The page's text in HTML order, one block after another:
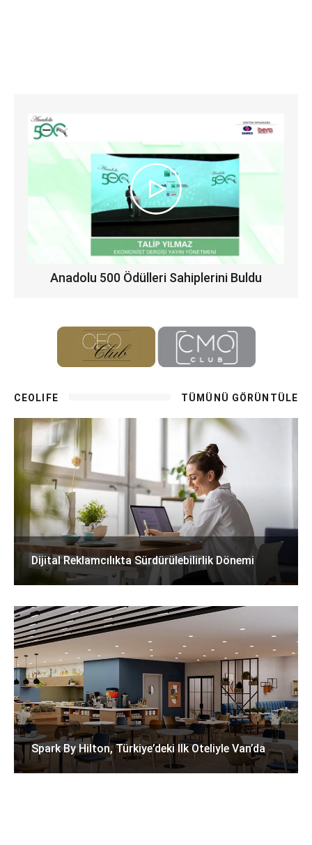
Anadolu 500 Ödülleri Sahiplerini Buldu
CEOLIFE TÜMÜNÜ GÖRÜNTÜLE
Dijital Reklamcılıkta Sürdürülebilirlik Dönemi
Spark By Hilton, Türkiye’deki Ilk Oteliyle Van’da